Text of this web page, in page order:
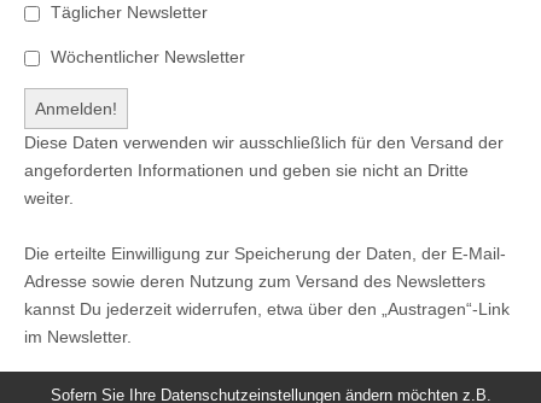
Täglicher Newsletter
Wöchentlicher Newsletter
Diese Daten verwenden wir ausschließlich für den Versand der
angeforderten Informationen und geben sie nicht an Dritte
weiter.
Die erteilte Einwilligung zur Speicherung der Daten, der E-Mail-
Adresse sowie deren Nutzung zum Versand des Newsletters
kannst Du jederzeit widerrufen, etwa über den „Austragen“-Link
im Newsletter.
Sofern Sie Ihre Datenschutzeinstellungen ändern möchten z.B.